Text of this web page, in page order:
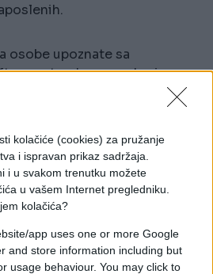
kolačiće (cookies) za pružanje
i ispravan prikaz sadržaja.
i u svakom trenutku možete
u vašem Internet pregledniku.
kolačića?
app uses one or more Google
and store information including but
usage behaviour. You may click to
osobe upoznate sa
razmatra da u narednoj
i formalne metrike
dio službenih performans
da je interno usvajanje
sporo i ispod očekivanja.
upotrebu svojih AI
alate imaju duboko
funkcionalnosti.